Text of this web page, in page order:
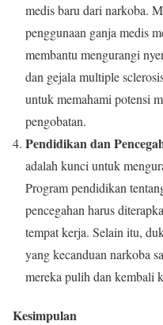
medis baru dari narkoba.
penggunaan ganja medis
membantu mengurangi
dan gejala multiple
untuk memahami potensi
pengobatan.
Pendidikan dan
adalah kunci untuk
Program pendidikan
pencegahan harus
tempat kerja. Selain itu,
yang kecanduan narkoba
mereka pulih dan kembali
Kesimpulan